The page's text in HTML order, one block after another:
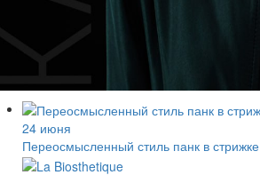
24 июня
Переосмысленный стиль панк в стрижке